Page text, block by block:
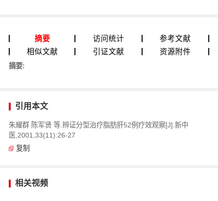
摘要 访问统计
参考文献
相似文献
引证文献 资源附件
摘要:
引用本文
朱耀群 陈军贤 等.辨证分型治疗脂肪肝52例疗效观察[J].新中
医,2001,33(11):26-27
复制
相关视频